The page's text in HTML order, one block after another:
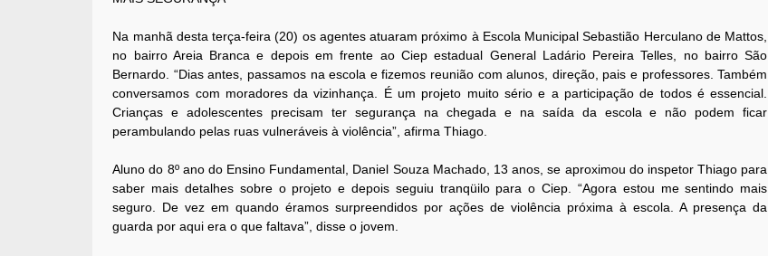
Na manhã desta terça-feira (20) os agentes atuaram próximo à Escola Municipal Sebastião Herculano de Mattos,
no bairro Areia Branca e depois em frente ao Ciep estadual General Ladário Pereira Telles, no bairro São
Bernardo. “Dias antes, passamos na escola e fizemos reunião com alunos, direção, pais e professores. Também
conversamos com moradores da vizinhança. É um projeto muito sério e a participação de todos é essencial.
Crianças e adolescentes precisam ter segurança na chegada e na saída da escola e não podem ficar
perambulando pelas ruas vulneráveis à violência”, afirma Thiago.
Aluno do 8º ano do Ensino Fundamental, Daniel Souza Machado, 13 anos, se aproximou do inspetor Thiago para
saber mais detalhes sobre o projeto e depois seguiu tranqüilo para o Ciep. “Agora estou me sentindo mais
seguro. De vez em quando éramos surpreendidos por ações de violência próxima à escola. A presença da
guarda por aqui era o que faltava”, disse o jovem.